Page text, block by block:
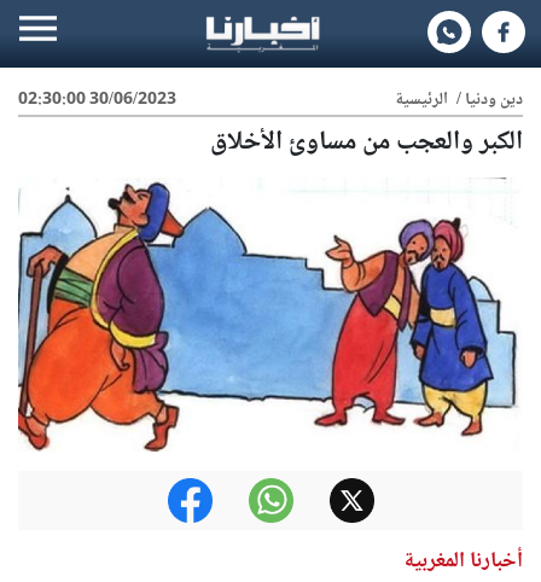
30/06/2023 02:30:00 دين ودنيا/ الرئيسية
الكبر والعجب من مساوئ الأخلاق
أخبارنا المغربية